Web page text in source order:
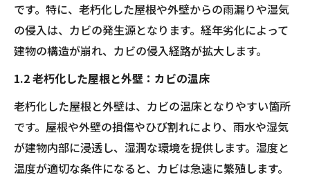
です。特に、老朽化した屋根や外壁からの雨漏りや湿気
の侵入は、カビの発生源となります。経年劣化によって
建物の構造が崩れ、カビの侵入経路が拡大します。
1.2 老朽化した屋根と外壁：カビの温床
老朽化した屋根と外壁は、カビの温床となりやすい箇所
です。屋根や外壁の損傷やひび割れにより、雨水や湿気
が建物内部に浸透し、湿潤な環境を提供します。湿度と
温度が適切な条件になると、カビは急速に繁殖します。